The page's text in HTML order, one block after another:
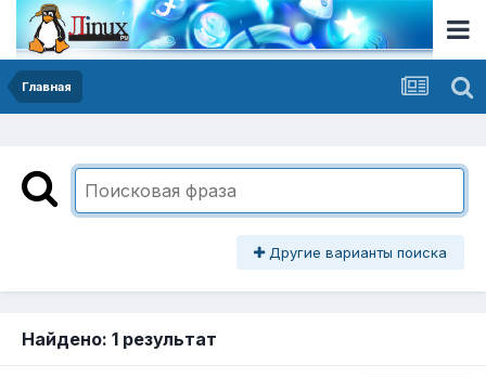
Главная
Другие варианты поиска
Найдено: 1 результат